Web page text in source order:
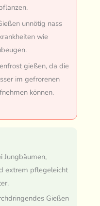
unnötig nass
wie
gießen, da die
im gefrorenen
können.
Jungbäumen,
extrem pflegeleicht
Gießen